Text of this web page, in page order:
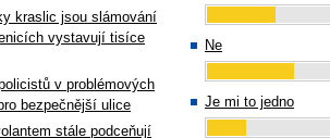
kraslic jsou slámování
vystavují tisíce
v problémových
bezpečnější ulice
stále podceňují
Ne
Je mi to jedno